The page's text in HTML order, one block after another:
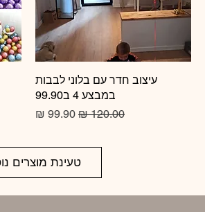
תצוגה מהירה
עיצוב חדר עם בלוני לבבות
במבצע 4 ב99.90
מחיר רגיל מחיר מבצע
טעינת מוצרים